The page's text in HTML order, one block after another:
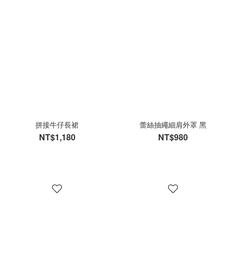
拼接牛仔長裙
NT$1,180
蕾絲抽繩細肩外罩 黑
NT$980